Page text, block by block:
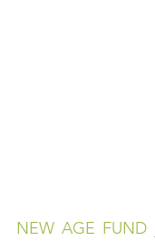
NEW AGE FUND